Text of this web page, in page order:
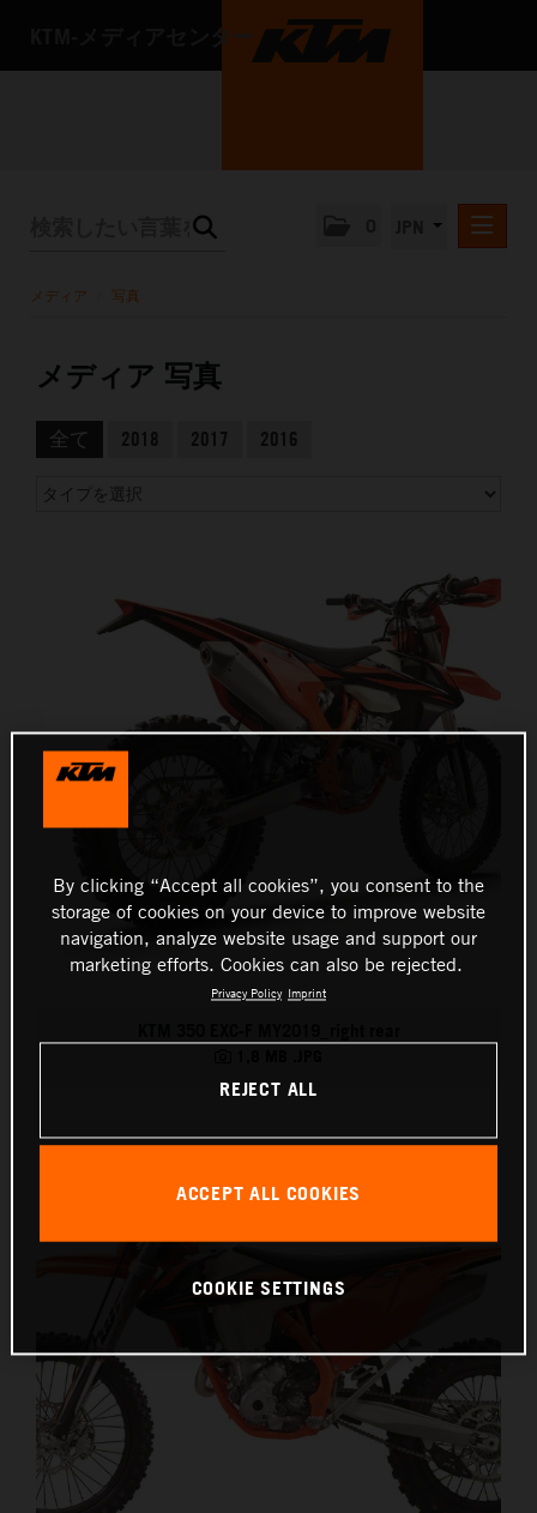
写真
会社
メディア 写真
メディア 写真
全て 2018 2017 2016
By clicking “Accept all cookies”, you consent to the
storage of cookies on your device to improve website
navigation, analyze website usage and support our
marketing efforts. Cookies can also be rejected.
Privacy Policy Imprint
REJECT ALL
ACCEPT ALL COOKIES
COOKIE SETTINGS